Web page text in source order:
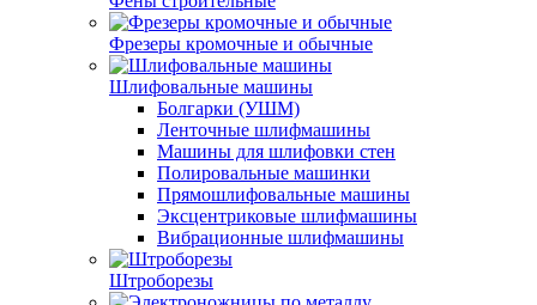
Фрезеры кромочные и обычные
Шлифовальные машины
Болгарки (УШМ)
Ленточные шлифмашины
Машины для шлифовки стен
Полировальные машинки
Прямошлифовальные машины
Эксцентриковые шлифмашины
Вибрационные шлифмашины
Штроборезы